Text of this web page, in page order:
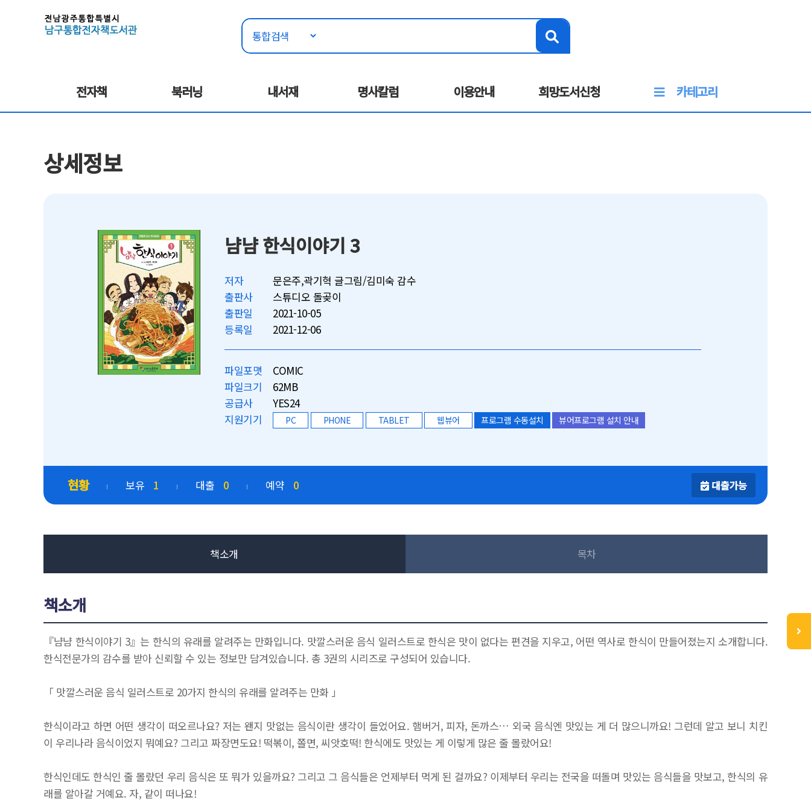
전자책 북러닝 내서재 명사칼럼 이용안내 희망도서신청 카테고리
상세정보
냠냠 한식이야기 3
저자
문은주,곽기혁 글그림/김미숙 감수
출판사
스튜디오 돌곶이
출판일
2021-10-05
등록일
2021-12-06
파일포맷
COMIC
파일크기
62MB
공급사
YES24
지원기기
PC PHONE TABLET 웹뷰어 프로그램 수동설치 뷰어프로그램 설치 안내
현황 보유 1 대출 0 예약 0 대출가능
책소개 목차
책소개
『냠냠 한식이야기 3』는 한식의 유래를 알려주는 만화입니다. 맛깔스러운 음식 일러스트로 한식은 맛이 없다는 편견을 지우고, 어떤 역사로 한식이 만들어졌는지 소개합니다.
한식전문가의 감수를 받아 신뢰할 수 있는 정보만 담겨있습니다. 총 3권의 시리즈로 구성되어 있습니다.
「 맛깔스러운 음식 일러스트로 20가지 한식의 유래를 알려주는 만화 」
한식이라고 하면 어떤 생각이 떠오르나요? 저는 왠지 맛없는 음식이란 생각이 들었어요. 햄버거, 피자, 돈까스… 외국 음식엔 맛있는 게 더 많으니까요! 그런데 알고 보니 치킨
이 우리나라 음식이었지 뭐예요? 그리고 짜장면도요! 떡볶이, 쫄면, 씨앗호떡! 한식에도 맛있는 게 이렇게 많은 줄 몰랐어요!
한식인데도 한식인 줄 몰랐던 우리 음식은 또 뭐가 있을까요? 그리고 그 음식들은 언제부터 먹게 된 걸까요? 이제부터 우리는 전국을 떠돌며 맛있는 음식들을 맛보고, 한식의 유
래를 알아갈 거예요. 자, 같이 떠나요!